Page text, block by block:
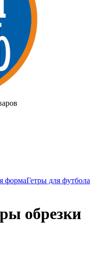
формаГетры для футбола
обрезки